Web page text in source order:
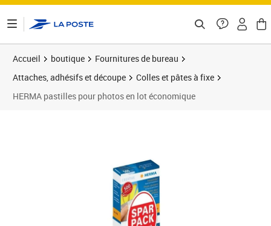
Accueil boutique
Fournitures de bureau
Attaches, adhésifs et découpe
Colles et pâtes à fixe
HERMA pastilles pour photos en lot économique